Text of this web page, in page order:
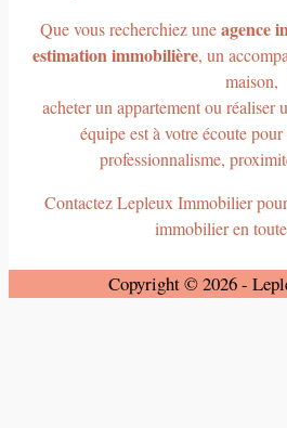
Que vous recherchiez uneagence
estimation immobilière, un
maison,
acheter un appartement ou réaliser
équipe est à votre écoute
professionnalisme,
Contactez Lepleux Immobilier
immobilier en
Copyright © 2026 -